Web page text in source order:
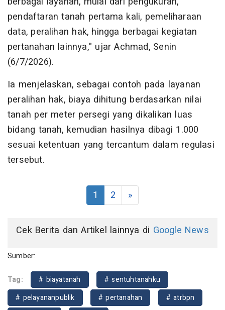
pendaftaran tanah pertama kali, pemeliharaan
data, peralihan hak, hingga berbagai kegiatan
pertanahan lainnya," ujar Achmad, Senin
(6/7/2026).
Ia menjelaskan, sebagai contoh pada layanan
peralihan hak, biaya dihitung berdasarkan nilai
tanah per meter persegi yang dikalikan luas
bidang tanah, kemudian hasilnya dibagi 1.000
sesuai ketentuan yang tercantum dalam regulasi
tersebut.
1 2 »
Cek Berita dan Artikel lainnya di Google News
Sumber:
Tag: # biayatanah
# sentuhtanahku
# pelayananpublik
# pertanahan
# atrbpn